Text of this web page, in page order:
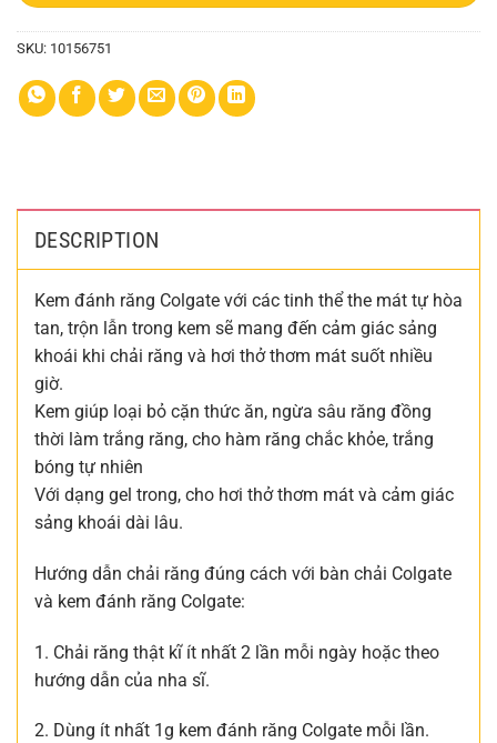
SKU: 10156751
DESCRIPTION
Kem đánh răng Colgate với các tinh thể the mát tự hòa
tan, trộn lẫn trong kem sẽ mang đến cảm giác sảng
khoái khi chải răng và hơi thở thơm mát suốt nhiều
giờ.
Kem giúp loại bỏ cặn thức ăn, ngừa sâu răng đồng
thời làm trắng răng, cho hàm răng chắc khỏe, trắng
bóng tự nhiên
Với dạng gel trong, cho hơi thở thơm mát và cảm giác
sảng khoái dài lâu.
Hướng dẫn chải răng đúng cách với bàn chải Colgate
và kem đánh răng Colgate:
1. Chải răng thật kĩ ít nhất 2 lần mỗi ngày hoặc theo
hướng dẫn của nha sĩ.
2. Dùng ít nhất 1g kem đánh răng Colgate mỗi lần.